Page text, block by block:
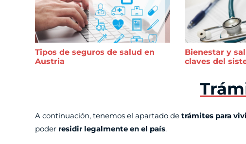
Tipos de seguros de salud en
Austria
Bienestar y
claves del
A continuación, tenemos el apartado de trámites para
poder residir legalmente en el país.